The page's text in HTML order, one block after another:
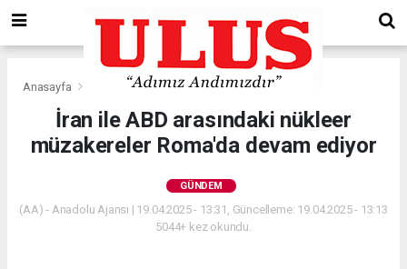
Anasayfa Gündem
İran ile ABD arasındaki nükleer
müzakereler Roma'da devam ediyor
GÜNDEM
(AA) - Anadolu Ajansı | 19.04.2025 - 13:31, Güncelleme: 19.04.2025 - 13:13
5044+ kez okundu.